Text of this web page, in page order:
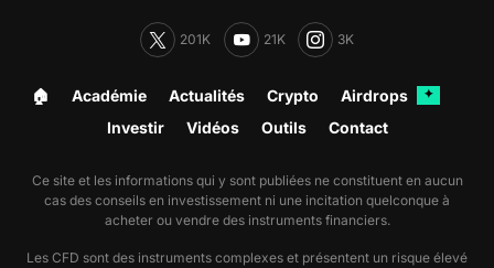
201K 21K 3K
🏠︎ Académie Actualités Crypto Airdrops ✦
Investir Vidéos Outils Contact
Ce site et les informations qui y sont publiées ne constituent en aucun
cas des conseils en investissement ni une incitation quelconque à
acheter ou vendre des instruments financiers.
Les CFD sont des instruments complexes et présentent un risque élevé